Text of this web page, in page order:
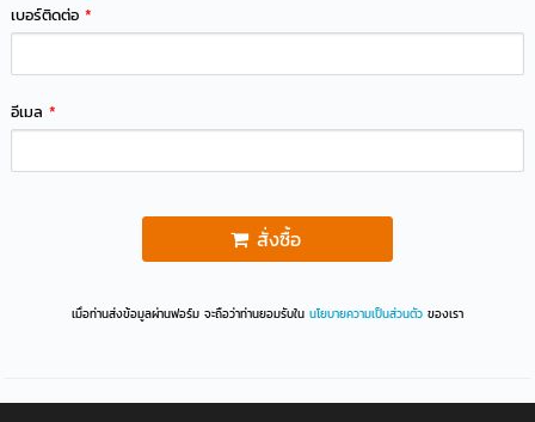
เบอร์ติดต่อ*
อีเมล*
สั่งซื้อ
เมื่อท่านส่งข้อมูลผ่านฟอร์ม จะถือว่าท่านยอมรับใน นโยบายความเป็นส่วนตัว ของเรา